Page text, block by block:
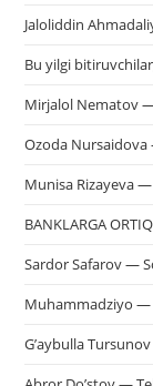
Jaloliddin
Bu yilgi
Mirjalol Nematov —
Ozoda
Munisa Rizayeva
BANKLARGA
Sardor Safarov —
Muhammadziyo —
G’aybulla